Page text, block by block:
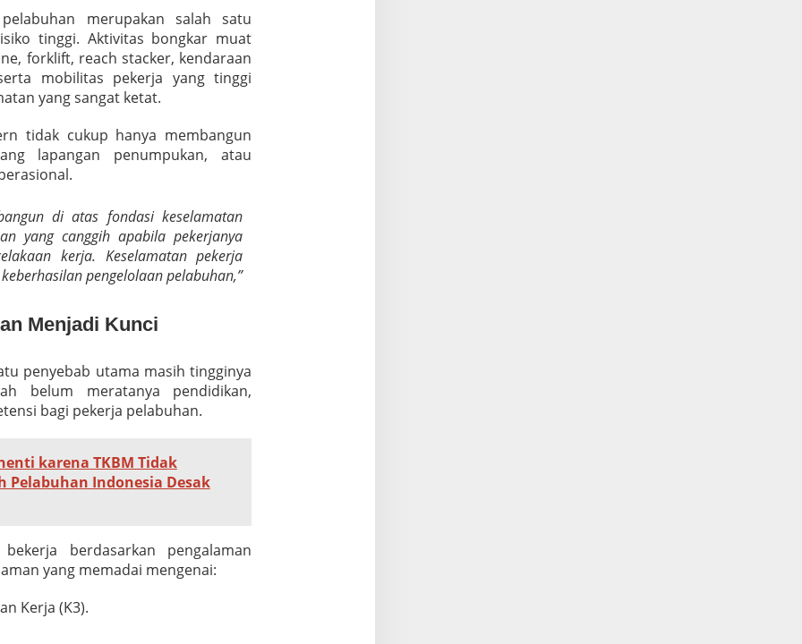
merupakan salah satu
tinggi. Aktivitas bongkar muat
forklift, reach stacker, kendaraan
mobilitas pekerja yang tinggi
yang sangat ketat.
tidak cukup hanya membangun
lapangan penumpukan, atau
di atas fondasi keselamatan
yang canggih apabila pekerjanya
kerja. Keselamatan pekerja
pengelolaan pelabuhan,”
Menjadi Kunci
penyebab utama masih tingginya
belum meratanya pendidikan,
bagi pekerja pelabuhan.
karena TKBM Tidak
Indonesia Desak
berdasarkan pengalaman
yang memadai mengenai:
Kerja (K3).